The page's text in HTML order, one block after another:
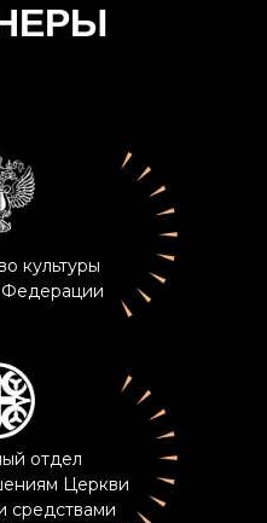
отдел
Церкви
средствами
культуры